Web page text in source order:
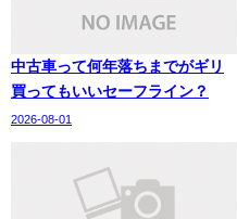
中古車って何年落ちまでがギリ
買ってもいいセーフライン？
2026-08-01